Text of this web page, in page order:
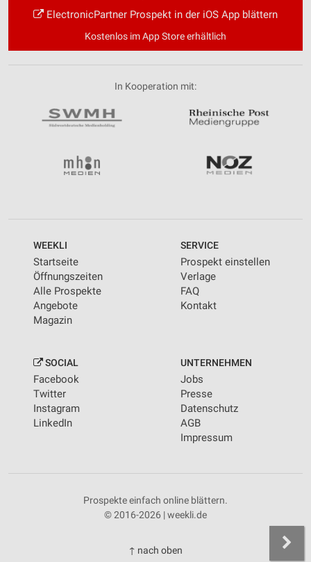
ElectronicPartner Prospekt in der iOS App blättern
Kostenlos im App Store erhältlich
In Kooperation mit:
WEEKLI
Startseite
Öffnungszeiten
Alle Prospekte
Angebote
Magazin
SERVICE
Prospekt einstellen
Verlage
FAQ
Kontakt
SOCIAL
Facebook
Twitter
Instagram
LinkedIn
UNTERNEHMEN
Jobs
Presse
Datenschutz
AGB
Impressum
Prospekte einfach online blättern.
© 2016-2026 | weekli.de
↑ nach oben